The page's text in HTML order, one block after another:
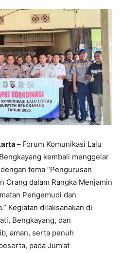
– Forum Komunikasi Lalu
kembali menggelar
tema “Pengurusan
Orang dalam Rangka Menjamin
Pengemudi dan
Kegiatan dilaksanakan di
Bengkayang, dan
aman, serta penuh
pada Jum’at